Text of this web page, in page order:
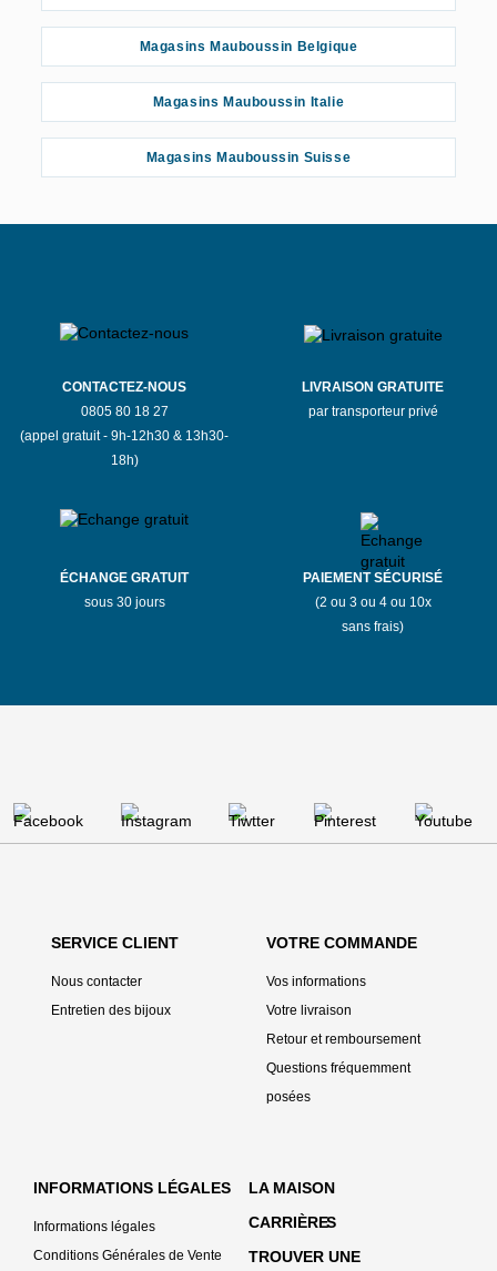
Magasins Mauboussin Belgique
Magasins Mauboussin Italie
Magasins Mauboussin Suisse
CONTACTEZ-NOUS
0805 80 18 27
(appel gratuit - 9h-12h30 & 13h30-
18h)
LIVRAISON GRATUITE
par transporteur privé
ÉCHANGE GRATUIT
sous 30 jours
PAIEMENT SÉCURISÉ
(2 ou 3 ou 4 ou 10x
sans frais)
SERVICE CLIENT
Nous contacter
Entretien des bijoux
VOTRE COMMANDE
Vos informations
Votre livraison
Retour et remboursement
Questions fréquemment
posées
INFORMATIONS LÉGALES
Informations légales
Conditions Générales de Vente
LA MAISON
CARRIÈRES
TROUVER UNE